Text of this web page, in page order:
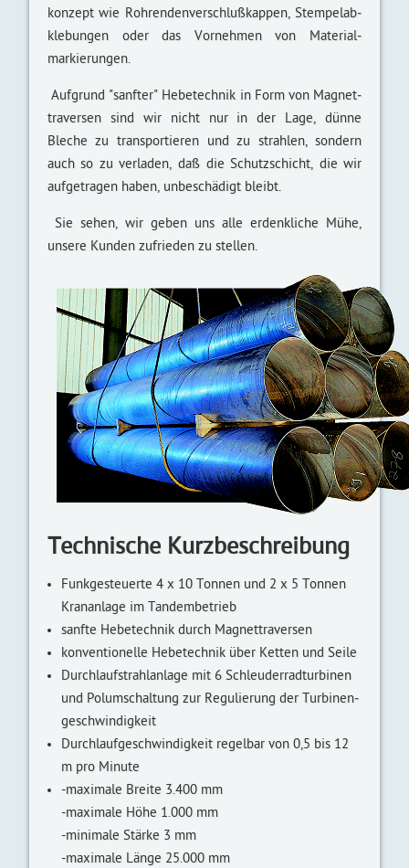
konzept wie Rohrenden­verschluß­kappen, Stempel­ab­
klebungen oder das Vornehmen von Material­
markierungen.
Aufgrund "sanfter" Hebetechnik in Form von Magnet­
traversen sind wir nicht nur in der Lage, dünne
Bleche zu transportieren und zu strahlen, sondern
auch so zu verladen, daß die Schutz­schicht, die wir
auf­getragen haben, un­beschädigt bleibt.
Sie sehen, wir geben uns alle erdenkliche Mühe,
unsere Kunden zufrieden zu stellen.
Technische Kurz­beschreibung
Funkgesteuerte 4 x 10 Tonnen und 2 x 5 Tonnen
Kran­anlage im Tandem­betrieb
sanfte Hebetechnik durch Magnet­traversen
konventionelle Hebe­technik über Ketten und Seile
Durchlaufstrahlanlage mit 6 Schleuder­radturbinen
und Pol­umschaltung zur Regulierung der Turbinen­
geschwindigkeit
Durchlaufgeschwindigkeit regelbar von 0,5 bis 12
m pro Minute
-maximale Breite 3.400 mm
-maximale Höhe 1.000 mm
-minimale Stärke 3 mm
-maximale Länge 25.000 mm